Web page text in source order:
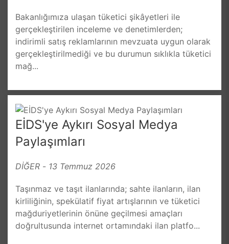
Bakanlığımıza ulaşan tüketici şikâyetleri ile
gerçekleştirilen inceleme ve denetimlerden;
indirimli satış reklamlarının mevzuata uygun olarak
gerçekleştirilmediği ve bu durumun sıklıkla tüketici
mağ...
EİDS'ye Aykırı Sosyal Medya
Paylaşımları
DİĞER - 13 Temmuz 2026
Taşınmaz ve taşıt ilanlarında; sahte ilanların, ilan
kirliliğinin, spekülatif fiyat artışlarının ve tüketici
mağduriyetlerinin önüne geçilmesi amaçları
doğrultusunda internet ortamındaki ilan platfo...